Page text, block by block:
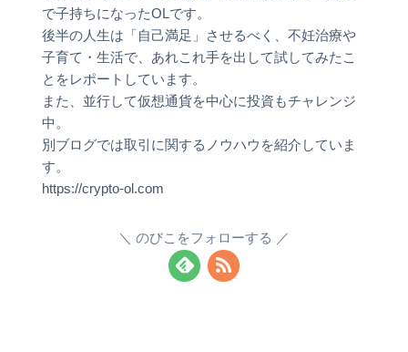
で子持ちになったOLです。
後半の人生は「自己満足」させるべく、不妊治療や
子育て・生活で、あれこれ手を出して試してみたこ
とをレポートしています。
また、並行して仮想通貨を中心に投資もチャレンジ
中。
別ブログでは取引に関するノウハウを紹介していま
す。
https://crypto-ol.com
のびこをフォローする